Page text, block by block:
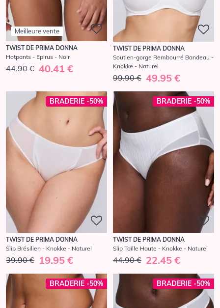
Meilleure vente
TWIST DE PRIMA DONNA
Hotpants - Epirus - Noir
44.90 € 40.41 €
TWIST DE PRIMA DONNA
Soutien-gorge Rembourré Bandeau -
Knokke - Naturel
99.90 € 49.95 €
BRADERIE -50%
TWIST DE PRIMA DONNA
Slip Brésilien - Knokke - Naturel
39.90 € 19.95 €
BRADERIE -50%
TWIST DE PRIMA DONNA
Slip Taille Haute - Knokke - Naturel
44.90 € 22.45 €
BRADERIE -50% BRADERIE -50%